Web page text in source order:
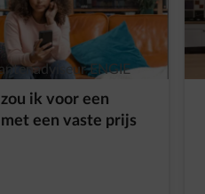
ENGIE
ik voor een
een vaste prijs